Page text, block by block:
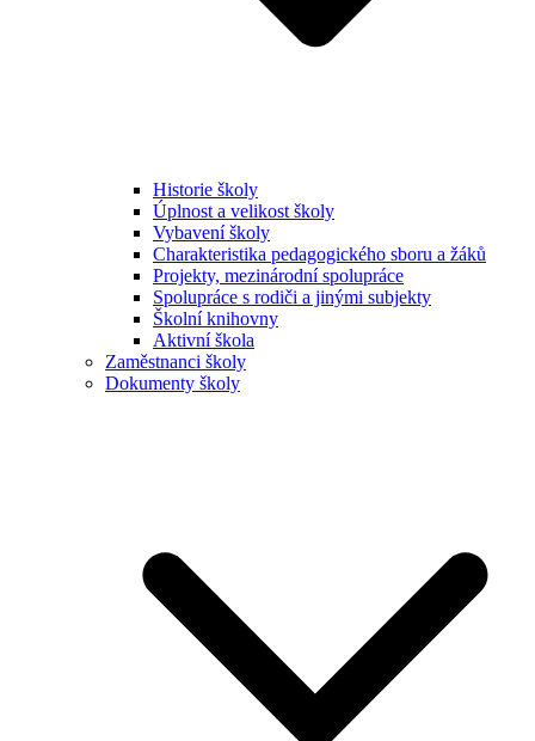
Historie školy
Úplnost a velikost školy
Vybavení školy
Charakteristika pedagogického sboru a žáků
Projekty, mezinárodní spolupráce
Spolupráce s rodiči a jinými subjekty
Školní knihovny
Aktivní škola
Zaměstnanci školy
Dokumenty školy